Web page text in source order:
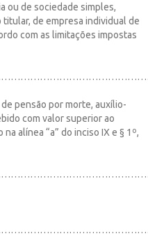
ou de sociedade simples,
de empresa individual de
com as limitações impostas
pensão por morte, auxílio-
com valor superior ao
alínea “a” do inciso IX e § 1º,